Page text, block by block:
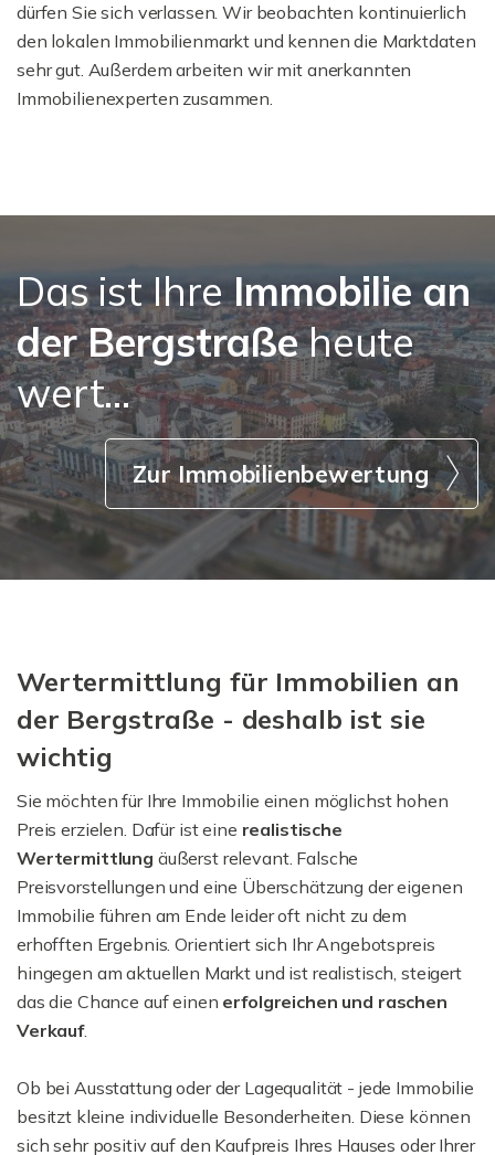
dürfen Sie sich verlassen. Wir beobachten kontinuierlich
den lokalen Immobilienmarkt und kennen die Marktdaten
sehr gut. Außerdem arbeiten wir mit anerkannten
Immobilienexperten zusammen.
Das ist IhreImmobilie an
der Bergstraßeheute
wert...
Zur Immobilienbewertung
Wertermittlung für Immobilien an
der Bergstraße - deshalb ist sie
wichtig
Sie möchten für Ihre Immobilie einen möglichst hohen
Preis erzielen. Dafür ist eine realistische
Wertermittlung äußerst relevant. Falsche
Preisvorstellungen und eine Überschätzung der eigenen
Immobilie führen am Ende leider oft nicht zu dem
erhofften Ergebnis. Orientiert sich Ihr Angebotspreis
hingegen am aktuellen Markt und ist realistisch, steigert
das die Chance auf einen erfolgreichen und raschen
Verkauf.
Ob bei Ausstattung oder der Lagequalität - jede Immobilie
besitzt kleine individuelle Besonderheiten. Diese können
sich sehr positiv auf den Kaufpreis Ihres Hauses oder Ihrer